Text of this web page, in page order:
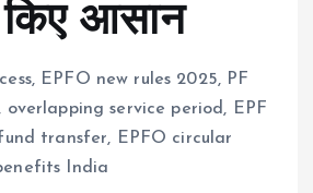
आसान
EPFO new rules 2025, PF
service period, EPF
transfer, EPFO circular
India